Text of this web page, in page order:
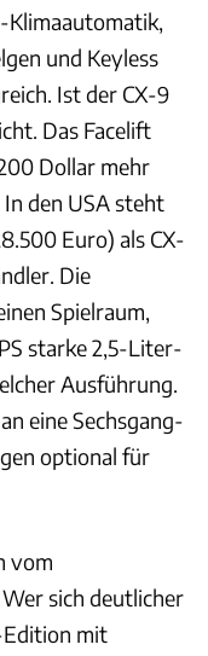
Klimaautomatik,
und Keyless
Ist der CX-9
Das Facelift
Dollar mehr
den USA steht
Euro) als CX-
Die
Spielraum,
starke 2,5-Liter-
Ausführung.
eine Sechsgang-
optional für
vom
sich deutlicher
Edition mit